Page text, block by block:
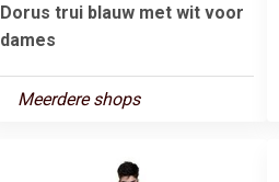
Dorus trui blauw met wit voor
dames
Meerdere shops